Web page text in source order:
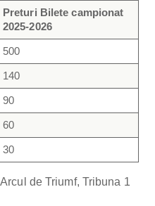
Preturi Bilete campionat
2025-2026
500
140
90
60
30
de Triumf, Tribuna 1